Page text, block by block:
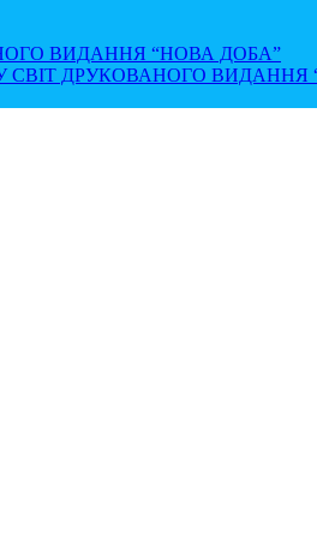
ВИДАННЯ “НОВА ДОБА”
СВІТ ДРУКОВАНОГО ВИДАННЯ